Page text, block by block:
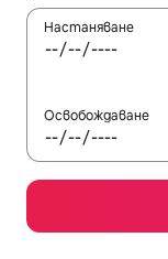
Настаняване
Освобождаване